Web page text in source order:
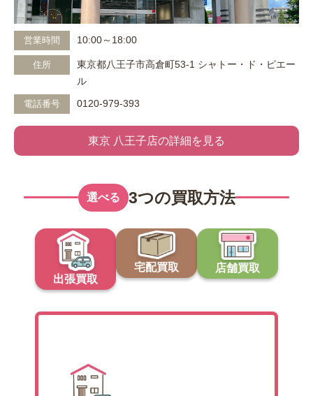
営業時間 10:00～18:00
住所
東京都八王子市高倉町53-1 シャトー・ド・ピエー
ル
電話番号 0120-979-393
東京 八王子店の詳細を見る
選べる 3つの買取方法
出張買取
宅配買取 店舗買取